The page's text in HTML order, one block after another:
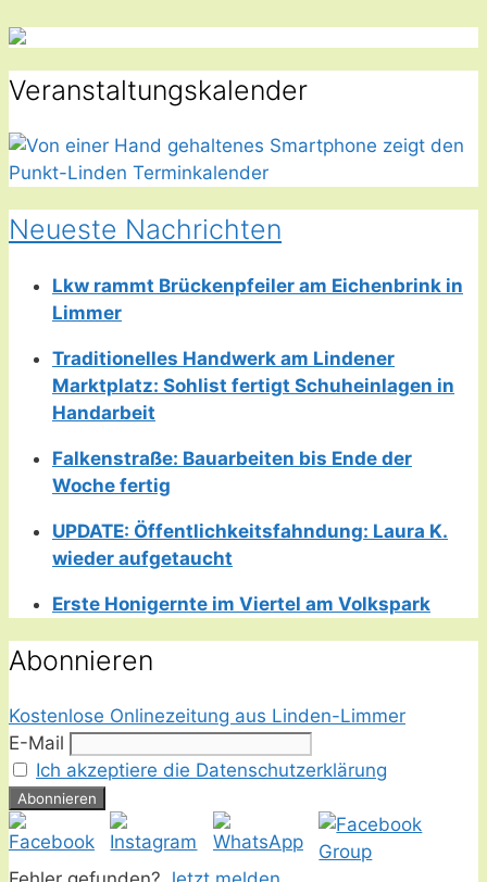
Veranstaltungskalender
Neueste Nachrichten
Lkw rammt Brückenpfeiler am Eichenbrink in
Limmer
Traditionelles Handwerk am Lindener
Marktplatz: Sohlist fertigt Schuheinlagen in
Handarbeit
Falkenstraße: Bauarbeiten bis Ende der
Woche fertig
UPDATE: Öffentlichkeitsfahndung: Laura K.
wieder aufgetaucht
Erste Honigernte im Viertel am Volkspark
Abonnieren
Kostenlose Onlinezeitung aus Linden-Limmer
E-Mail
Ich akzeptiere die Datenschutzerklärung